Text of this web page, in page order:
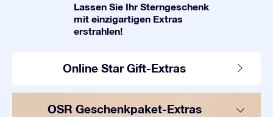
Lassen Sie Ihr Sterngeschenk
mit einzigartigen Extras
erstrahlen!
Online Star Gift-Extras
OSR Geschenkpaket-Extras